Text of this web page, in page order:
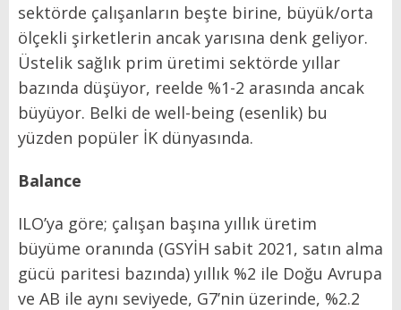
sektörde çalışanların beşte birine, büyük/orta
ölçekli şirketlerin an­cak yarısına denk geliyor.
Üstelik sağlık prim üretimi sektörde yıl­lar
bazında düşüyor, reelde %1-2 arasında ancak
büyüyor. Belki de well-being (esenlik) bu
yüzden popüler İK dünyasında.
Balance
ILO’ya göre; çalışan başına yıl­lık üretim
büyüme oranında (GS­YİH sabit 2021, satın alma
gücü paritesi bazında) yıllık %2 ile Do­ğu Avrupa
ve AB ile aynı seviyede, G7’nin üzerinde, %2.2